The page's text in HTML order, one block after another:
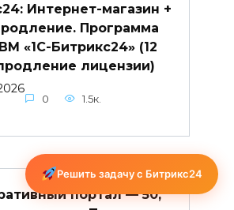
Интернет-магазин +
Программа
«1С-Битрикс24» (12
лицензии)
0 1.5к.
портал — 50,
Решить задачу с Битрикс24